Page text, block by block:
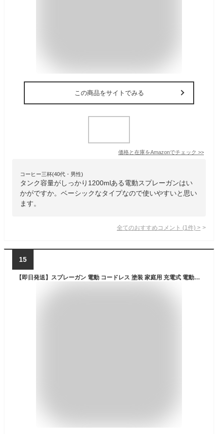
この商品をサイトでみる
価格と在庫をAmazonでチェック >>
コーヒー三杯(40代・男性)
タンク容量がしっかり1200mlある電動スプレーガンはい
かがですか。ベーシックなタイプなので使いやすいと思い
ます。
全てのおすすめコメント (1 件) >
15
【即日発送】スプレーガン 電動 コードレス 塗装 家庭用 充電式 電動スプレーガン 電動塗装機 家庭用塗装ガン 18V バッテリー対応可能 3つの噴霧方法 ノズル5幅調整可能 電気スプレーガン 小型 電動塗装機 1200ml大容量ペインターDIY 木材 プラスチック PSE